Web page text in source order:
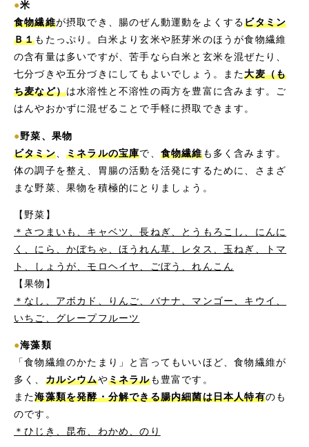
●米
食物繊維が摂取でき、腸のぜん動運動をよくするビタミン
Ｂ１もたっぷり。白米より玄米や胚芽米のほうが食物繊維
の含有量は多いですが、苦手なら白米と玄米を混ぜたり、
七分づきや五分づきにしてもよいでしょう。また大麦（も
ち麦など）は水溶性と不溶性の両方を豊富に含みます。ご
はんやおかずに混ぜることで手軽に摂取できます。
●野菜、果物
ビタミン、ミネラルの宝庫で、 食物繊維も多く含みます。
体の調子を整え、胃腸の活動を活発にするために、さまざ
まな野菜、果物を積極的にとりましょう。
【野菜】
＊さつまいも、キャベツ、長ねぎ、とうもろこし、にんに
く、にら、かぼちゃ、ほうれん草、レタス、玉ねぎ、トマ
ト、しょうが、モロヘイヤ、ごぼう、れんこん
【果物】
＊なし、アボカド、りんご、バナナ、マンゴー、キウイ、
いちご、グレープフルーツ
●海藻類
「食物繊維のかたまり」と言ってもいいほど、食物繊維が
多く、 カルシウムやミネラルも豊富です。
また海藻類を発酵・分解できる腸内細菌は日本人特有のも
のです。
＊ひじき、昆布、わかめ、のり